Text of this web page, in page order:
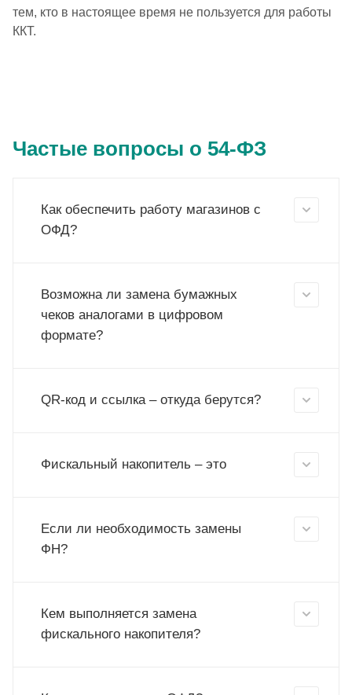
тем, кто в настоящее время не пользуется для работы
ККТ.
Частые вопросы о 54-ФЗ
Как обеспечить работу магазинов с
ОФД?
Возможна ли замена бумажных
чеков аналогами в цифровом
формате?
QR-код и ссылка – откуда берутся?
Фискальный накопитель – это
Если ли необходимость замены
ФН?
Кем выполняется замена
фискального накопителя?